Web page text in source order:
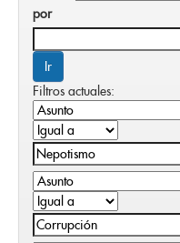
por
Filtros actuales: